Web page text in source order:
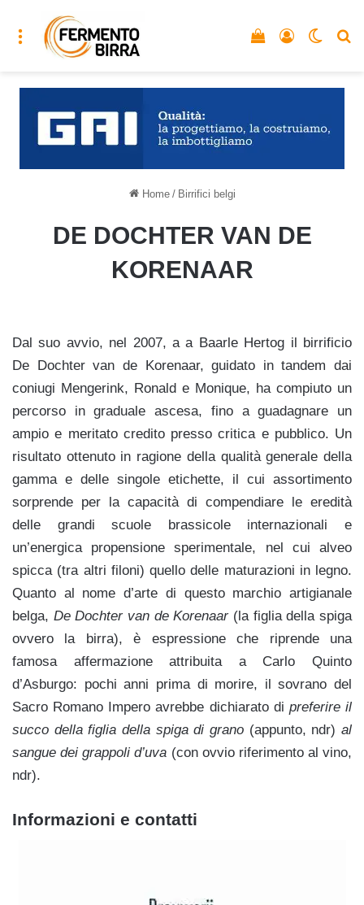
Menu Accedi
Vedi il carrello
Home / Birrifici belgi
DE DOCHTER VAN DE
KORENAAR
Dal suo avvio, nel 2007, aa Baarle Hertog il birrificio
De Dochter van de Korenaar,guidato in tandem dai
coniugi Mengerink, Ronald e Monique, ha compiuto un
percorso in graduale ascesa, fino a guadagnare un
ampio e meritato credito presso critica e pubblico. Un
risultato ottenuto in ragione della qualità generale della
gamma e delle singole etichette, il cui assortimento
sorprende per la capacità di compendiare le eredità
delle grandi scuole brassicole internazionali e
un’energica propensione sperimentale, nel cui alveo
spicca (tra altri filoni) quello delle maturazioni in legno.
Quanto al nome d’arte di questo marchio artigianale
belga, De Dochter van de Korenaar(la figlia della spiga
ovvero la birra), è espressione che riprende una
famosa affermazione attribuita a Carlo Quinto
d’Asburgo: pochi anni prima di morire, il sovrano del
Sacro Romano Impero avrebbe dichiarato di preferire il
succo della figlia della spiga di grano (appunto, ndr) al
sangue dei grappoli d’uva (con ovvio riferimento al vino,
ndr).
Informazioni e contatti